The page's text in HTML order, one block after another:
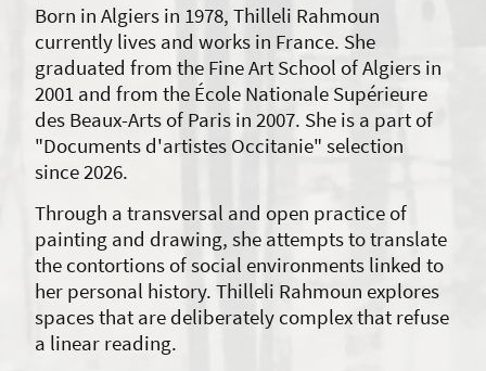
Born in Algiers in 1978, Thilleli Rahmoun
currently lives and works in France. She
graduated from the Fine Art School of Algiers in
2001 and from the École Nationale Supérieure
des Beaux-Arts of Paris in 2007. She is a part of
"Documents d'artistes Occitanie" selection
since 2026.
Through a transversal and open practice of
painting and drawing, she attempts to translate
the contortions of social environments linked to
her personal history. Thilleli Rahmoun explores
spaces that are deliberately complex that refuse
a linear reading.